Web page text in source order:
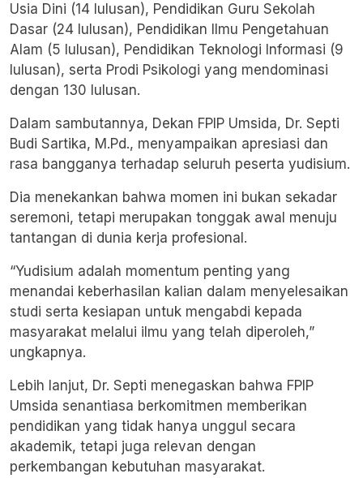
Usia Dini (14 lulusan), Pendidikan Guru Sekolah
Dasar (24 lulusan), Pendidikan Ilmu Pengetahuan
Alam (5 lulusan), Pendidikan Teknologi Informasi (9
lulusan), serta Prodi Psikologi yang mendominasi
dengan 130 lulusan.
Dalam sambutannya, Dekan FPIP Umsida, Dr. Septi
Budi Sartika, M.Pd., menyampaikan apresiasi dan
rasa bangganya terhadap seluruh peserta yudisium.
Dia menekankan bahwa momen ini bukan sekadar
seremoni, tetapi merupakan tonggak awal menuju
tantangan di dunia kerja profesional.
“Yudisium adalah momentum penting yang
menandai keberhasilan kalian dalam menyelesaikan
studi serta kesiapan untuk mengabdi kepada
masyarakat melalui ilmu yang telah diperoleh,”
ungkapnya.
Lebih lanjut, Dr. Septi menegaskan bahwa FPIP
Umsida senantiasa berkomitmen memberikan
pendidikan yang tidak hanya unggul secara
akademik, tetapi juga relevan dengan
perkembangan kebutuhan masyarakat.